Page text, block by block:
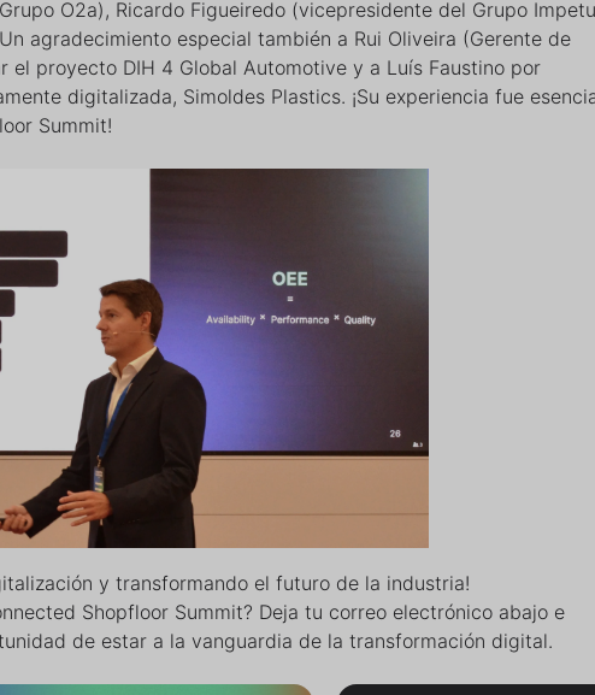
O2a), Ricardo Figueiredo (vicepresidente del Grupo
agradecimiento especial también a Rui Oliveira (Gerente de
el proyecto DIH 4 Global Automotive y a Luís Faustino por
digitalizada, Simoldes Plastics. ¡Su experiencia fue
Summit!
y transformando el futuro de la industria!
Shopfloor Summit? Deja tu correo electrónico abajo e
de estar a la vanguardia de la transformación digital.